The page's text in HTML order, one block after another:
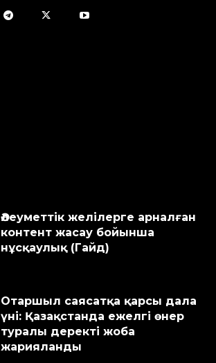
Әлеуметтік желілерге арналған
контент жасау бойынша
нұсқаулық (Гайд)
Отаршыл саясатқа қарсы дала
үні: Қазақстанда ежелгі өнер
туралы деректі жоба
жарияланды